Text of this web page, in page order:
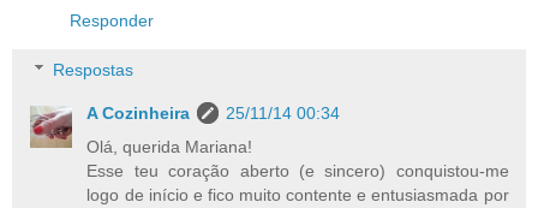
Responder
Respostas
A Cozinheira
25/11/14 00:34
Olá, querida Mariana!
Esse teu coração aberto (e sincero) conquistou-me
logo de início e fico muito contente e entusiasmada por